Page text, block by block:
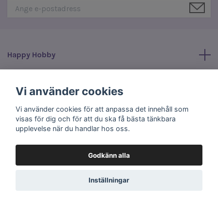
Happy Hobby
Sociala medier
© 2026 Happy Hobby
Vi använder cookies
Vi använder cookies för att anpassa det innehåll som
visas för dig och för att du ska få bästa tänkbara
upplevelse när du handlar hos oss.
Godkänn alla
Inställningar